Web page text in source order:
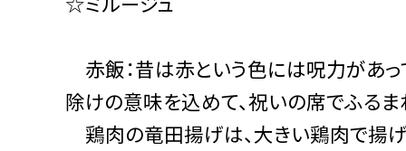
赤飯：昔は赤という色には呪力があっ
除けの意味を込めて、祝いの席でふるま
鶏肉の竜田揚げは、大きい鶏肉で揚